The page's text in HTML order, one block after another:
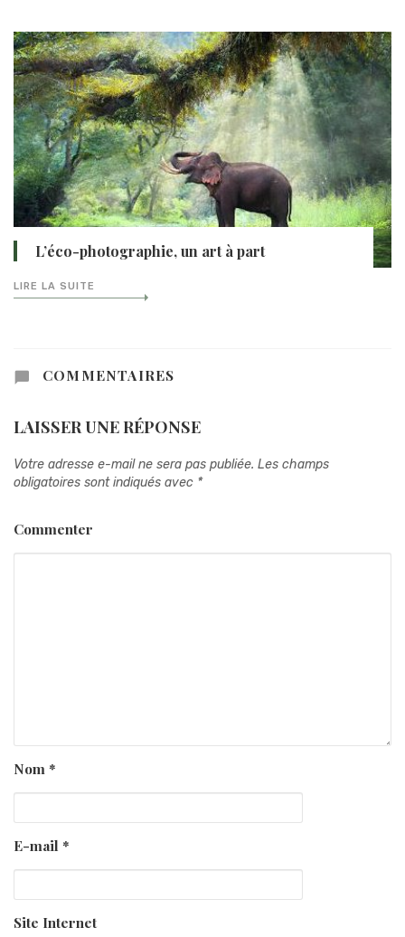
L’éco-photographie, un art à part
LIRE LA SUITE
COMMENTAIRES
LAISSER UNE RÉPONSE
Votre adresse e-mail ne sera pas publiée. Les champs
obligatoires sont indiqués avec *
Commenter
Nom *
E-mail *
Site Internet